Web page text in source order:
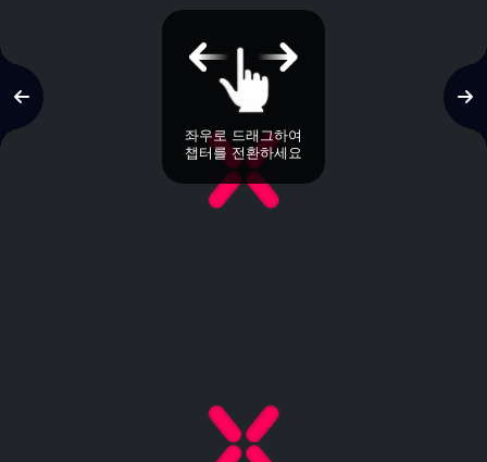
좌우로 드래그하여
챕터를 전환하세요